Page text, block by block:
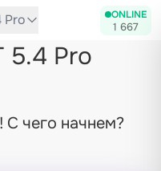
Pro ONLINE
1 667
5.4 Pro
С чего начнем?